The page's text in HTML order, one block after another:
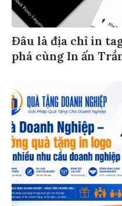
Đâu là địa chỉ in
phá cùng In ấn